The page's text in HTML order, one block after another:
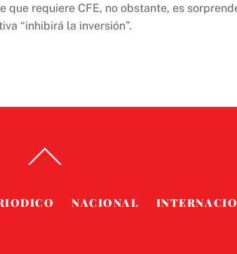
requiere CFE, no obstante, es
“inhibirá la inversión”.
To
NACIONAL